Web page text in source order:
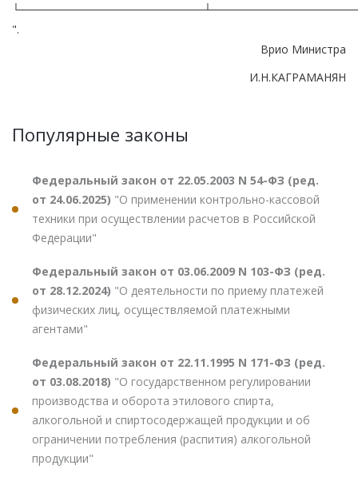
".
Врио Министра
И.Н.КАГРАМАНЯН
Популярные законы
Федеральный закон от 22.05.2003 N 54-ФЗ (ред.
от 24.06.2025) "О применении контрольно-кассовой
техники при осуществлении расчетов в Российской
Федерации"
Федеральный закон от 03.06.2009 N 103-ФЗ (ред.
от 28.12.2024) "О деятельности по приему платежей
физических лиц, осуществляемой платежными
агентами"
Федеральный закон от 22.11.1995 N 171-ФЗ (ред.
от 03.08.2018) "О государственном регулировании
производства и оборота этилового спирта,
алкогольной и спиртосодержащей продукции и об
ограничении потребления (распития) алкогольной
продукции"